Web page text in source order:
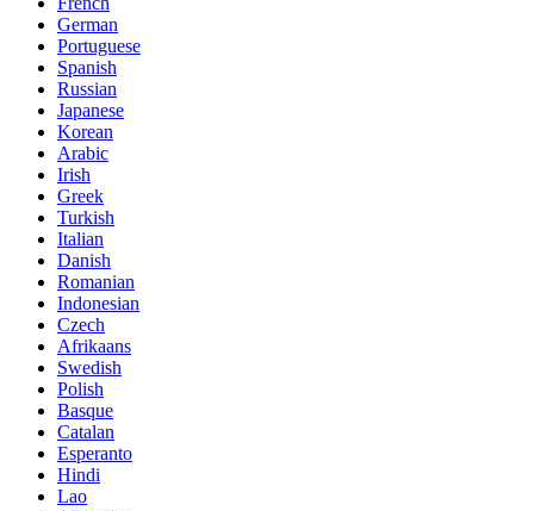
German
Portuguese
Spanish
Russian
Japanese
Korean
Arabic
Irish
Greek
Turkish
Italian
Danish
Romanian
Indonesian
Czech
Afrikaans
Swedish
Polish
Basque
Catalan
Esperanto
Hindi
Lao